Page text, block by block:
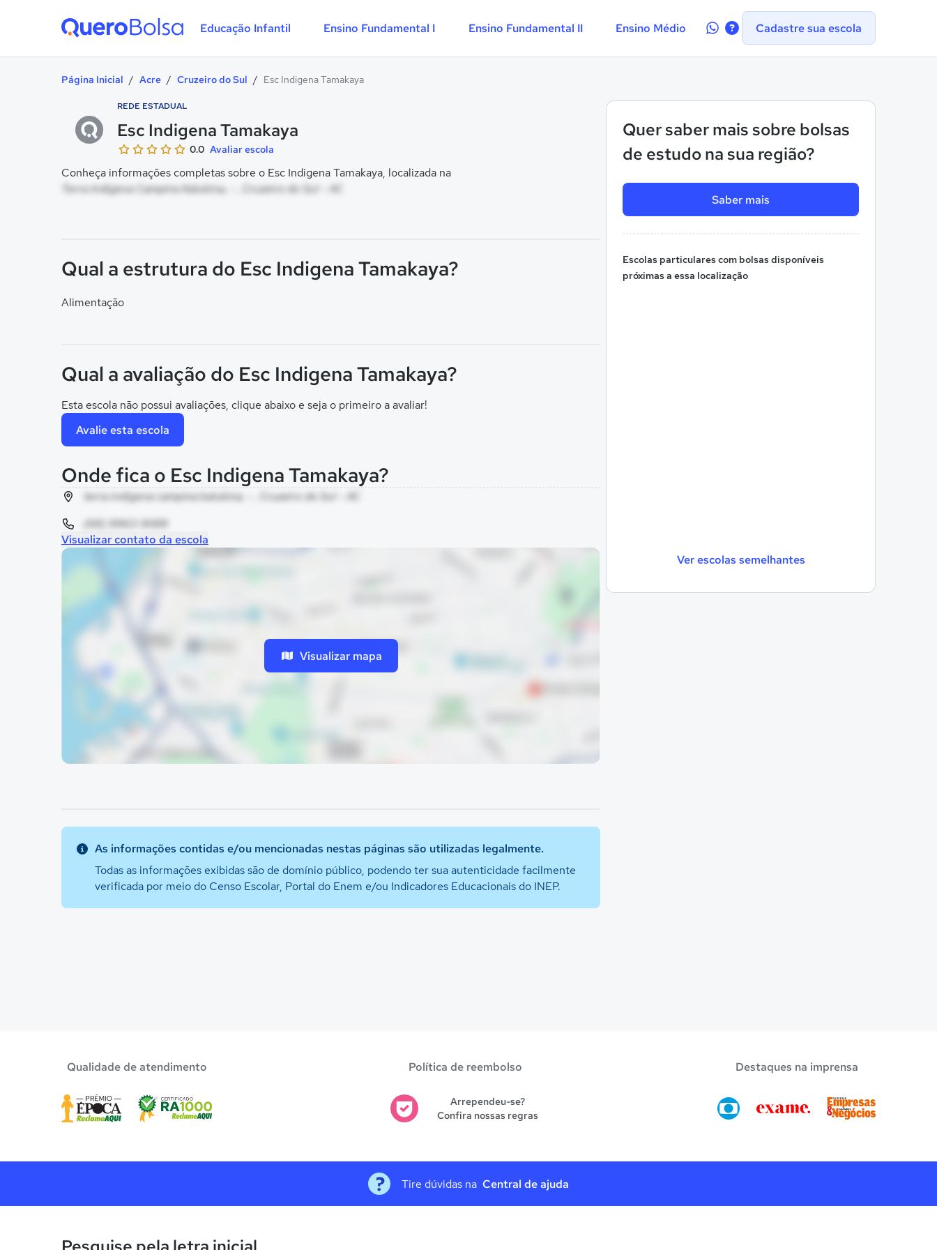
Educação Infantil Ensino Fundamental I Ensino Fundamental II Ensino Médio
Contate-Cadastre sua escola
Página Inicial / Acre / Cruzeiro do Sul / Esc Indigena Tamakaya
REDE ESTADUAL
Esc Indigena Tamakaya
0.0 Avaliar escola
Conheça informações completas sobre o Esc Indigena Tamakaya, localizada na
Terra Indigena Campina Katukina, - , Cruzeiro do Sul - AC
Quer saber mais sobre bolsas
de estudo na sua região?
Saber mais
Escolas particulares com bolsas disponíveis
próximas a essa localização
Ver escolas semelhantes
Qual a estrutura do Esc Indigena Tamakaya?
Alimentação
Qual a avaliação do Esc Indigena Tamakaya?
Esta escola não possui avaliações, clique abaixo e seja o primeiro a avaliar!
Avalie esta escola
Onde fica o Esc Indigena Tamakaya?
terra indigena campina katukina, - , Cruzeiro do Sul - AC
(68) 9963-9069
Visualizar contato da escola
Visualizar mapa
As informações contidas e/ou mencionadas nestas páginas são utilizadas legalmente.
Todas as informações exibidas são de domínio público, podendo ter sua autenticidade facilmente
verificada por meio do Censo Escolar, Portal do Enem e/ou Indicadores Educacionais do INEP.
Qualidade de atendimento Política de reembolso
Arrependeu-se?
Confira nossas regras
Destaques na imprensa
Tire dúvidas na Central de ajuda